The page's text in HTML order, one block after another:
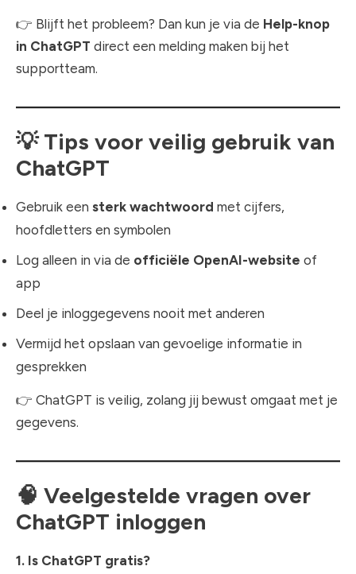
👉 Blijft het probleem? Dan kun je via de Help-knop
in ChatGPT direct een melding maken bij het
supportteam.
💡Tips voor veilig gebruik van
ChatGPT
Gebruik een sterk wachtwoord met cijfers,
hoofdletters en symbolen
Log alleen in via de officiële OpenAI-website of
app
Deel je inloggegevens nooit met anderen
Vermijd het opslaan van gevoelige informatie in
gesprekken
👉 ChatGPT is veilig, zolang jij bewust omgaat met je
gegevens.
🧠 Veelgestelde vragen over
ChatGPT inloggen
1. Is ChatGPT gratis?